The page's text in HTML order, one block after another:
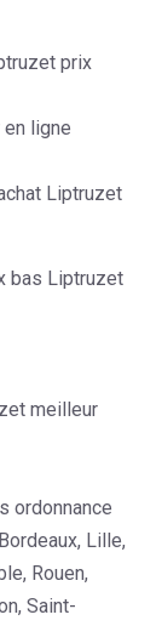
prix
ligne
Liptruzet
bas Liptruzet
meilleur
ordonnance
Lille,
Rouen,
Saint-